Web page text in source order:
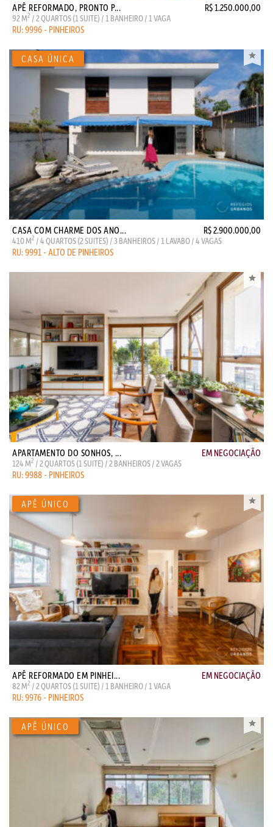
APÊ REFORMADO, PRONTO P... R$ 1.250.000,00
92 M2 / 2 QUARTOS (1 SUITE) / 1 BANHEIRO / 1 VAGA
RU: 9996 - PINHEIROS
CASA COM CHARME DOS ANO... R$ 2.900.000,00
410 M2 / 4 QUARTOS (2 SUITES) / 3 BANHEIROS / 1 LAVABO / 4 VAGAS
RU: 9991 - ALTO DE PINHEIROS
APARTAMENTO DO SONHOS, ... EM NEGOCIAÇÃO
124 M2 / 2 QUARTOS (1 SUITE) / 2 BANHEIROS / 2 VAGAS
RU: 9988 - PINHEIROS
APÊ REFORMADO EM PINHEI... EM NEGOCIAÇÃO
82 M2 / 2 QUARTOS (1 SUITE) / 1 BANHEIRO / 1 VAGA
RU: 9976 - PINHEIROS